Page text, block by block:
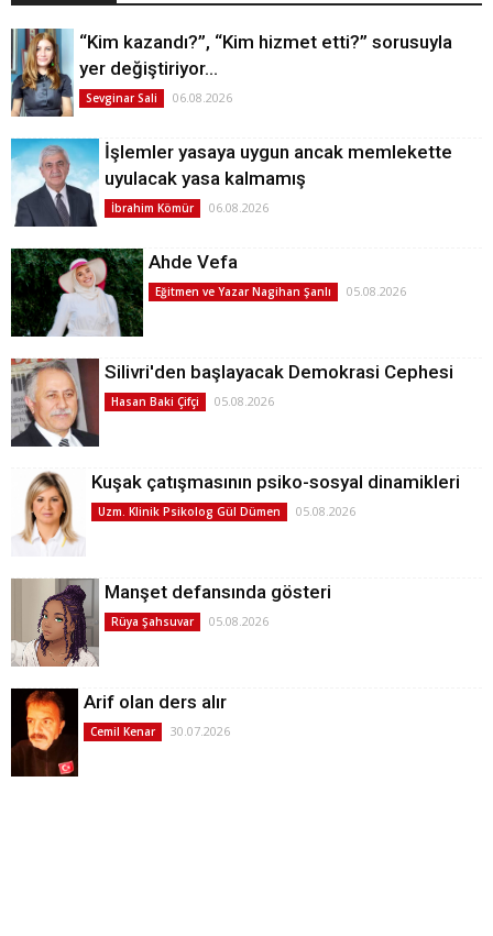
“Kim kazandı?”, “Kim hizmet etti?” sorusuyla
yer değiştiriyor…
Sevginar Sali 06.08.2026
İşlemler yasaya uygun ancak memlekette
uyulacak yasa kalmamış
İbrahim Kömür 06.08.2026
Ahde Vefa
Eğitmen ve Yazar Nagihan Şanlı 05.08.2026
Silivri'den başlayacak Demokrasi Cephesi
Hasan Baki Çifçi 05.08.2026
Kuşak çatışmasının psiko-sosyal dinamikleri
Uzm. Klinik Psikolog Gül Dümen 05.08.2026
Manşet defansında gösteri
Rüya Şahsuvar 05.08.2026
Arif olan ders alır
Cemil Kenar 30.07.2026